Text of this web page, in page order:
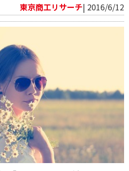
東京商工リサーチ| 2016/6/12